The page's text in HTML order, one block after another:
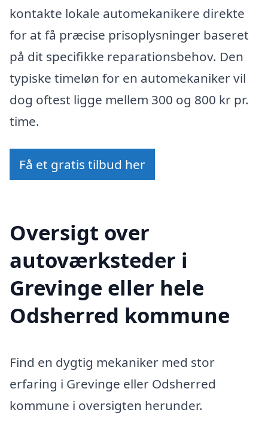
kontakte lokale automekanikere direkte
for at få præcise prisoplysninger baseret
på dit specifikke reparationsbehov. Den
typiske timeløn for en automekaniker vil
dog oftest ligge mellem 300 og 800 kr pr.
time.
Få et gratis tilbud her
Oversigt over
autoværksteder i
Grevinge eller hele
Odsherred kommune
Find en dygtig mekaniker med stor
erfaring i Grevinge eller Odsherred
kommune i oversigten herunder.